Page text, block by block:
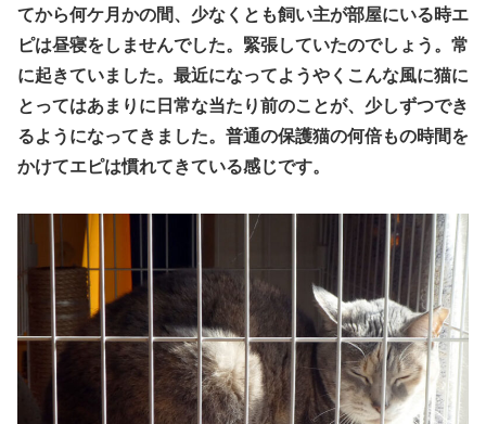
てから何ケ月かの間、少なくとも飼い主が部屋にいる時エ
ピは昼寝をしませんでした。緊張していたのでしょう。常
に起きていました。最近になってようやくこんな風に猫に
とってはあまりに日常な当たり前のことが、少しずつでき
るようになってきました。普通の保護猫の何倍もの時間を
かけてエピは慣れてきている感じです。